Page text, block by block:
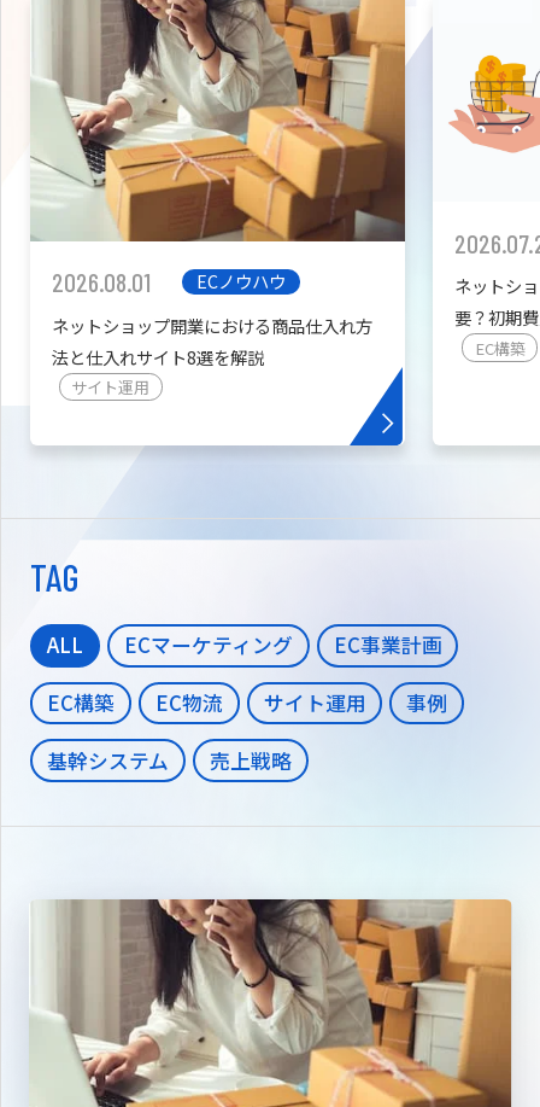
拡張プラグイン一覧
カスタマイズ開発
2026.08.01
ECノウハウ
ネットショップ開業における商品仕入れ方
法と仕入れサイト8選を解説
サイト運用
ネットシ
要？初期
を紹介
EC構築
TAG
ALL ECマーケティング
EC事業計画
EC構築
EC物流 サイト運用
事例
基幹システム
売上戦略